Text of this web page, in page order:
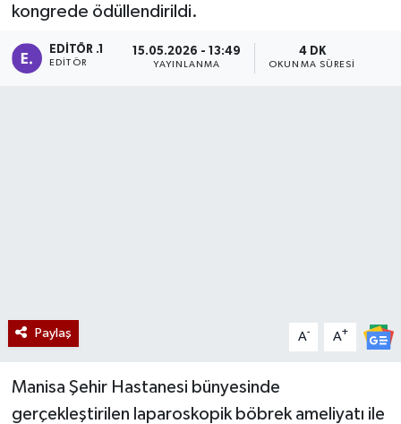
kongrede ödüllendirildi.
EDITÖR .1
EDITÖR
15.05.2026 - 13:49
YAYINLANMA
4 DK
OKUNMA SÜRESI
Paylaş A- A+
Manisa Şehir Hastanesi bünyesinde
gerçekleştirilen laparoskopik böbrek ameliyatı ile